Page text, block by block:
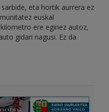
eta hortik aurrera ez
euskal
ere eginez autoz,
gidari nagusi. Ez da